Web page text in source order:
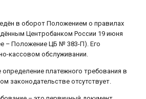
в оборот Положением о правилах
Центробанком России 19 июня
– Положение ЦБ № 383-П). Его
кассовом обслуживании.
платежного требования в
законодательстве отсутствует.